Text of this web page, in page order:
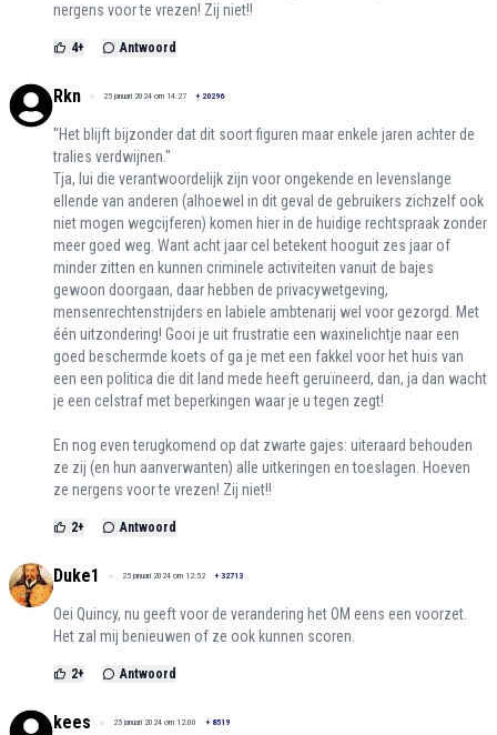
nergens voor te vrezen! Zij niet!!
4+ Antwoord
Rkn 25 januari 2024 om 14:27 + 20296
"Het blijft bijzonder dat dit soort figuren maar enkele jaren achter de
tralies verdwijnen."
Tja, lui die verantwoordelijk zijn voor ongekende en levenslange
ellende van anderen (alhoewel in dit geval de gebruikers zichzelf ook
niet mogen wegcijferen) komen hier in de huidige rechtspraak zonder
meer goed weg. Want acht jaar cel betekent hooguit zes jaar of
minder zitten en kunnen criminele activiteiten vanuit de bajes
gewoon doorgaan, daar hebben de privacywetgeving,
mensenrechtenstrijders en labiele ambtenarij wel voor gezorgd. Met
één uitzondering! Gooi je uit frustratie een waxinelichtje naar een
goed beschermde koets of ga je met een fakkel voor het huis van
een een politica die dit land mede heeft geruïneerd, dan, ja dan wacht
je een celstraf met beperkingen waar je u tegen zegt!
En nog even terugkomend op dat zwarte gajes: uiteraard behouden
ze zij (en hun aanverwanten) alle uitkeringen en toeslagen. Hoeven
ze nergens voor te vrezen! Zij niet!!
2+ Antwoord
Duke1 25 januari 2024 om 12:52 + 32713
Oei Quincy, nu geeft voor de verandering het OM eens een voorzet.
Het zal mij benieuwen of ze ook kunnen scoren.
2+ Antwoord
kees 25 januari 2024 om 12:00 + 8519